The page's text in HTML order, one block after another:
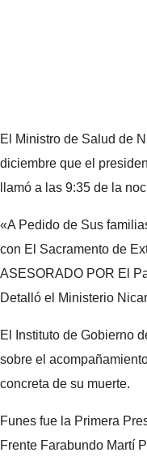
El Ministro de Salud de
diciembre que el
llamó a las 9:35 de la
«A Pedido de Sus
con El Sacramento de
ASESORADO POR El
Detalló el Ministerio
El Instituto de Gobierno
sobre el
concreta de su muerte.
Funes fue la Primera
Frente Farabundo Martí